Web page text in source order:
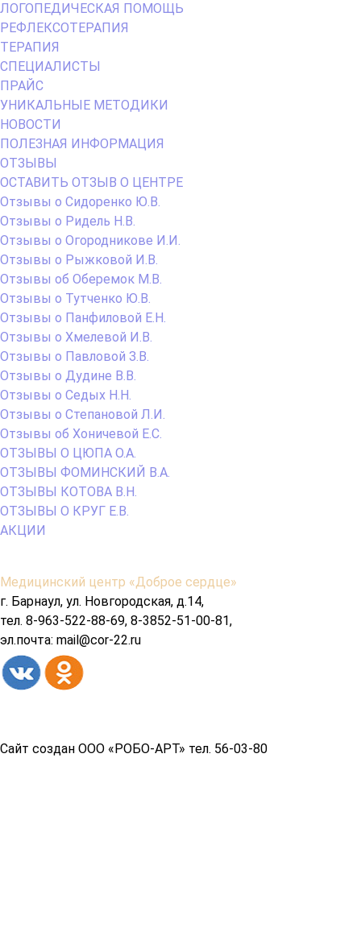
ЛОГОПЕДИЧЕСКАЯ ПОМОЩЬ
РЕФЛЕКСОТЕРАПИЯ
ТЕРАПИЯ
СПЕЦИАЛИСТЫ
ПРАЙС
УНИКАЛЬНЫЕ МЕТОДИКИ
НОВОСТИ
ПОЛЕЗНАЯ ИНФОРМАЦИЯ
ОТЗЫВЫ
ОСТАВИТЬ ОТЗЫВ О ЦЕНТРЕ
Отзывы о Сидоренко Ю.В.
Отзывы о Ридель Н.В.
Отзывы о Огородникове И.И.
Отзывы о Рыжковой И.В.
Отзывы об Оберемок М.В.
Отзывы о Тутченко Ю.В.
Отзывы о Панфиловой Е.Н.
Отзывы о Хмелевой И.В.
Отзывы о Павловой З.В.
Отзывы о Дудине В.В.
Отзывы о Седых Н.Н.
Отзывы о Степановой Л.И.
Отзывы об Хоничевой Е.С.
ОТЗЫВЫ О ЦЮПА О.А.
ОТЗЫВЫ ФОМИНСКИЙ В.А.
ОТЗЫВЫ КОТОВА В.Н.
ОТЗЫВЫ О КРУГ Е.В.
АКЦИИ
Содержимое
подвала
Медицинский центр «Доброе сердце»
г. Барнаул, ул. Новгородская, д.14,
тел. 8-963-522-88-69, 8-3852-51-00-81,
эл.почта: mail@cor-22.ru
Сайт создан ООО «РОБО-АРТ» тел. 56-03-80